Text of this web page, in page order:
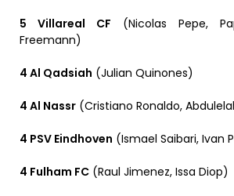
5 Villareal CF (Nicolas Pepe,
Freemann)
4 Al Qadsiah (Julian Quinones)
4 Al Nassr (Cristiano Ronaldo,
4 PSV Eindhoven (Ismael Saibari, Ivan
4 Fulham FC (Raul Jimenez, Issa Diop)